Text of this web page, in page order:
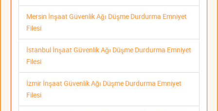
Mersin İnşaat Güvenlik Ağı Düşme Durdurma Emniyet
Filesi
İstanbul İnşaat Güvenlik Ağı Düşme Durdurma Emniyet
Filesi
İzmir İnşaat Güvenlik Ağı Düşme Durdurma Emniyet
Filesi